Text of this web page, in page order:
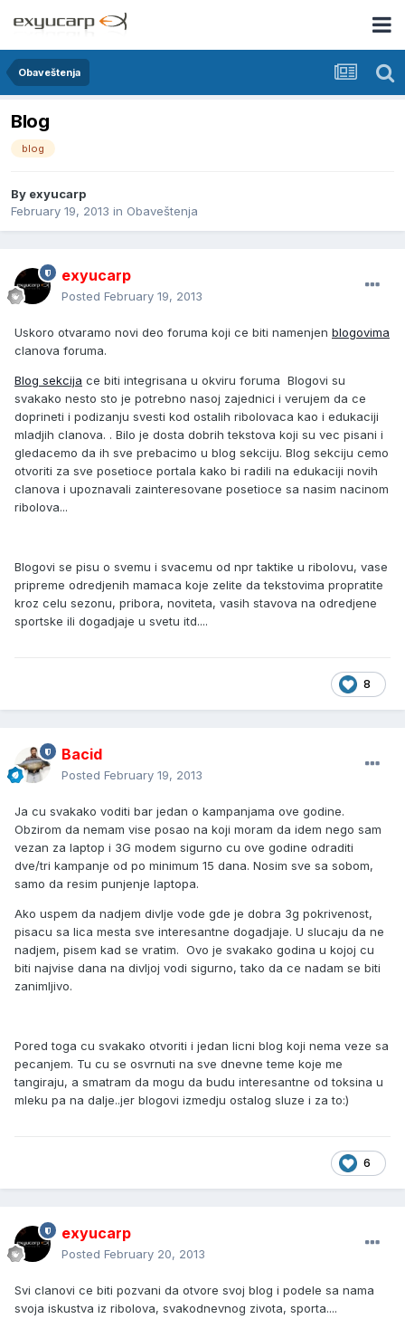
Obaveštenja
Blog
blog
By exyucarp
February 19, 2013 in Obaveštenja
exyucarp
Posted February 19, 2013
Uskoro otvaramo novi deo foruma koji ce biti namenjen blogovima
clanova foruma.
Blog sekcija ce biti integrisana u okviru foruma Blogovi su
svakako nesto sto je potrebno nasoj zajednici i verujem da ce
doprineti i podizanju svesti kod ostalih ribolovaca kao i edukaciji
mladjih clanova. . Bilo je dosta dobrih tekstova koji su vec pisani i
gledacemo da ih sve prebacimo u blog sekciju. Blog sekciju cemo
otvoriti za sve posetioce portala kako bi radili na edukaciji novih
clanova i upoznavali zainteresovane posetioce sa nasim nacinom
ribolova...
Blogovi se pisu o svemu i svacemu od npr taktike u ribolovu, vase
pripreme odredjenih mamaca koje zelite da tekstovima propratite
kroz celu sezonu, pribora, noviteta, vasih stavova na odredjene
sportske ili dogadjaje u svetu itd....
8
Bacid
Posted February 19, 2013
Ja cu svakako voditi bar jedan o kampanjama ove godine.
Obzirom da nemam vise posao na koji moram da idem nego sam
vezan za laptop i 3G modem sigurno cu ove godine odraditi
dve/tri kampanje od po minimum 15 dana. Nosim sve sa sobom,
samo da resim punjenje laptopa.
Ako uspem da nadjem divlje vode gde je dobra 3g pokrivenost,
pisacu sa lica mesta sve interesantne dogadjaje. U slucaju da ne
nadjem, pisem kad se vratim. Ovo je svakako godina u kojoj cu
biti najvise dana na divljoj vodi sigurno, tako da ce nadam se biti
zanimljivo.
Pored toga cu svakako otvoriti i jedan licni blog koji nema veze sa
pecanjem. Tu cu se osvrnuti na sve dnevne teme koje me
tangiraju, a smatram da mogu da budu interesantne od toksina u
mleku pa na dalje..jer blogovi izmedju ostalog sluze i za to:)
6
exyucarp
Posted February 20, 2013
Svi clanovi ce biti pozvani da otvore svoj blog i podele sa nama
svoja iskustva iz ribolova, svakodnevnog zivota, sporta....